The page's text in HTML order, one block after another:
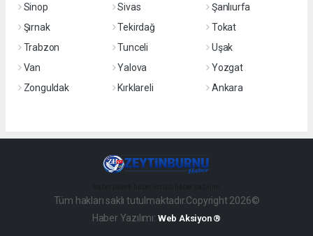
Sinop
Sivas
Şanlıurfa
Şırnak
Tekirdağ
Tokat
Trabzon
Tunceli
Uşak
Van
Yalova
Yozgat
Zonguldak
Kırklareli Ankara
Tüm hakları saklı tutulmaktadır.Copyright 2026©
Haber Yazılımı: Web Aksiyon ®